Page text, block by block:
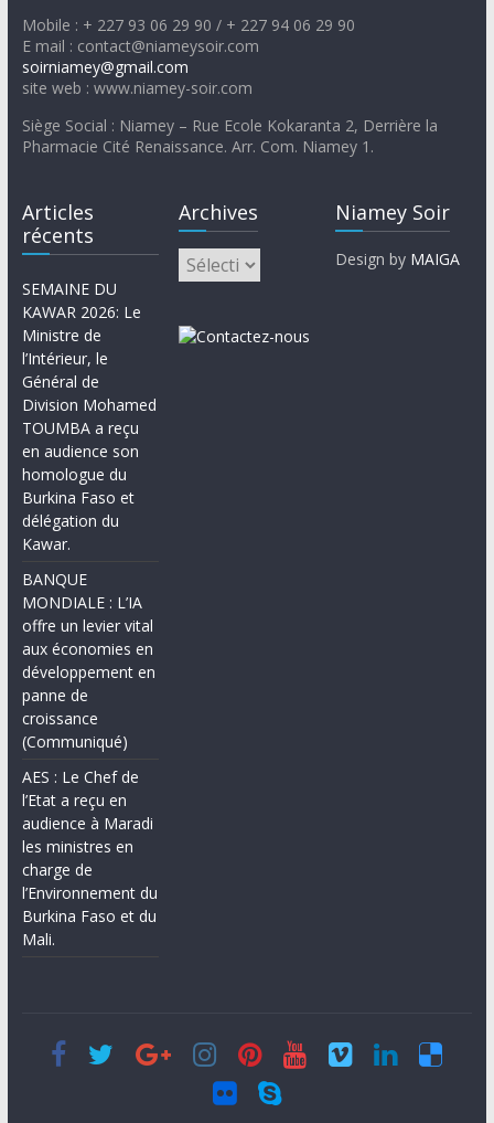
Mobile : + 227 93 06 29 90 / + 227 94 06 29 90
E mail : contact@niameysoir.com
soirniamey@gmail.com
site web : www.niamey-soir.com
Siège Social : Niamey – Rue Ecole Kokaranta 2, Derrière la
Pharmacie Cité Renaissance. Arr. Com. Niamey 1.
Articles
récents
SEMAINE DU
KAWAR 2026: Le
Ministre de
l’Intérieur, le
Général de
Division Mohamed
TOUMBA a reçu
en audience son
homologue du
Burkina Faso et
délégation du
Kawar.
BANQUE
MONDIALE : L’IA
offre un levier vital
aux économies en
développement en
panne de
croissance
(Communiqué)
AES : Le Chef de
l’Etat a reçu en
audience à Maradi
les ministres en
charge de
l’Environnement du
Burkina Faso et du
Mali.
Archives Niamey Soir
Design by MAIGA